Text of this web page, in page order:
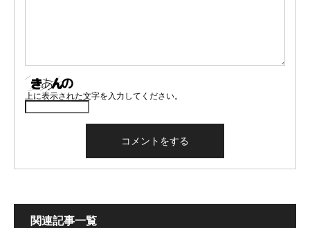
上に表示された文字を入力してください。
関連記事一覧